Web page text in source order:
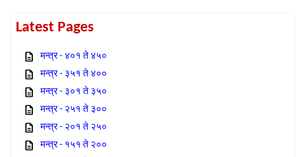
Latest Pages
मन्त्र - ४०१ ते ४५०
मन्त्र - ३५१ ते ४००
मन्त्र - ३०१ ते ३५०
मन्त्र - २५१ ते ३००
मन्त्र - २०१ ते २५०
मन्त्र - १५१ ते २००